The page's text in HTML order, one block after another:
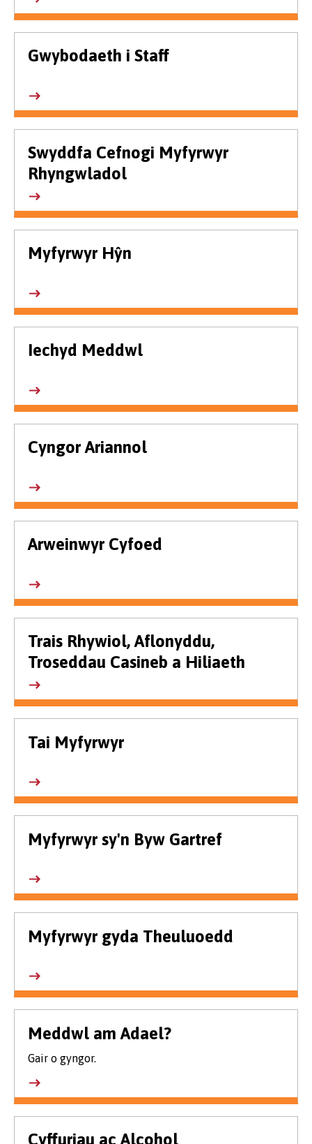
Gwybodaeth i Staff
Swyddfa Cefnogi Myfyrwyr
Rhyngwladol
Myfyrwyr Hŷn
Iechyd Meddwl
Cyngor Ariannol
Arweinwyr Cyfoed
Trais Rhywiol, Aflonyddu,
Troseddau Casineb a Hiliaeth
Tai Myfyrwyr
Myfyrwyr sy'n Byw Gartref
Myfyrwyr gyda Theuluoedd
Meddwl am Adael?
Gair o gyngor.
Cyffuriau ac Alcohol